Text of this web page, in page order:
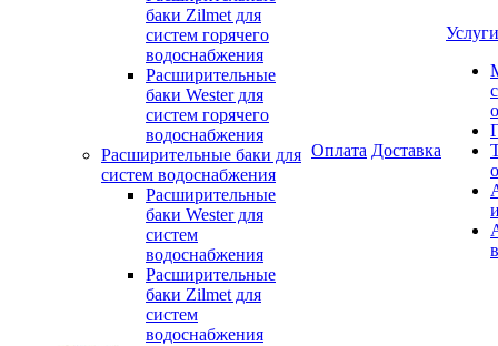
баки Zilmet для
систем горячего
водоснабжения
Расширительные
баки Wester для
систем горячего
водоснабжения
Расширительные баки для
систем водоснабжения
Расширительные
баки Wester для
систем
водоснабжения
Расширительные
баки Zilmet для
систем
водоснабжения
Оплата Доставка
Услуги